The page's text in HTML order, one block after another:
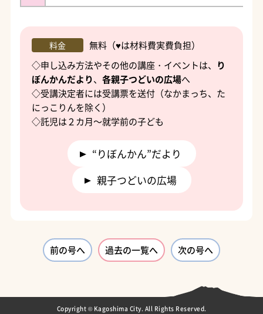
料金
無料（♥は材料費実費負担）
◇申し込み方法やその他の講座・イベントは、 り
ぼんかんだより、各親子つどいの広場へ
◇受講決定者には受講票を送付（なかまっち、た
にっこりんを除く）
◇託児は２カ月～就学前の子ども
“りぼんかん”だより
親子つどいの広場
前の号へ 過去の一覧へ 次の号へ
Copyright © Kagoshima City. All Rights Reserved.